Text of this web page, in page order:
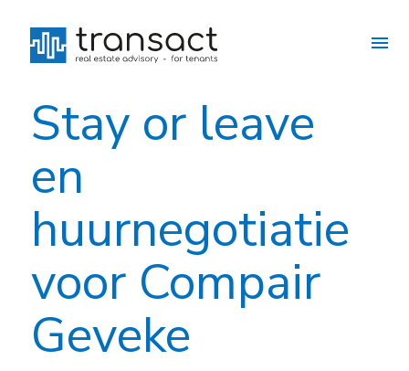
Stay or leave
en
huurnegotiatie
voor Compair
Geveke